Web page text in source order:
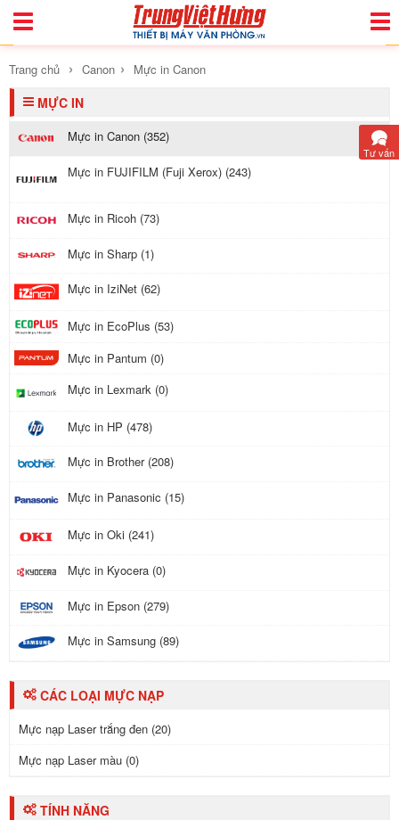
Toggle
Trang chủ › Canon › Mực in Canon
MỰC IN
Mực in Canon (352)
Mực in FUJIFILM (Fuji Xerox) (243)
Mực in Ricoh (73)
Mực in Sharp (1)
Mực in IziNet (62)
Mực in EcoPlus (53)
Mực in Pantum (0)
Mực in Lexmark (0)
Mực in HP (478)
Mực in Brother (208)
Mực in Panasonic (15)
Mực in Oki (241)
Mực in Kyocera (0)
Mực in Epson (279)
Mực in Samsung (89)
CÁC LOẠI MỰC NẠP
Mực nạp Laser trắng đen (20)
Mực nạp Laser màu (0)
TÍNH NĂNG
Tư vấn